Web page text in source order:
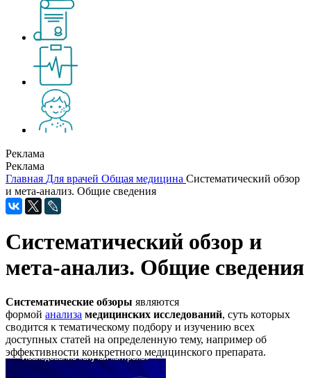
Реклама
Реклама
Главная Для врачей Общая медицина Систематический обзор
и мета-анализ. Общие сведения
Систематический обзор и
мета-анализ. Общие сведения
Систематические обзоры являются
формой анализа медицинских исследований, суть которых
сводится к тематическому подбору и изучению всех
доступных статей на определенную тему, например об
эффективности конкретного медицинского препарата.